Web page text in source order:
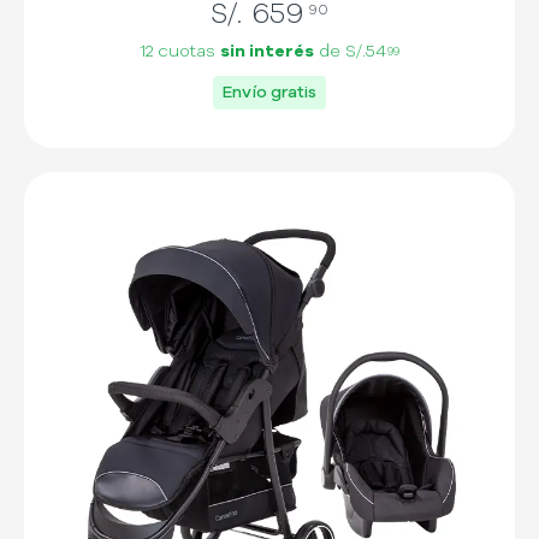
S/. 659 90
12 cuotas sin interés de S/.5499
Envío gratis